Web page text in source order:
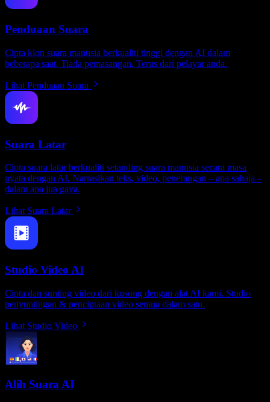
Penduaan Suara
Cipta klon suara manusia berkualiti tinggi dengan AI dalam
beberapa saat. Tiada pemasangan. Terus dari pelayar anda.
Lihat Penduaan Suara
Suara Latar
Cipta suara latar berkualiti setanding suara manusia secara masa
nyata dengan AI. Narrasikan teks, video, penerangan – apa sahaja –
dalam apa jua gaya.
Lihat Suara Latar
Studio Video AI
Cipta dan sunting video dari kosong dengan alat AI kami. Studio
penyuntingan & penciptaan video semua dalam satu.
Lihat Studio Video
Alih Suara AI